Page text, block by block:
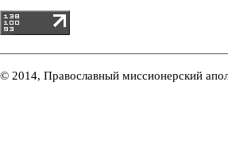
© 2014, Православный миссионерский